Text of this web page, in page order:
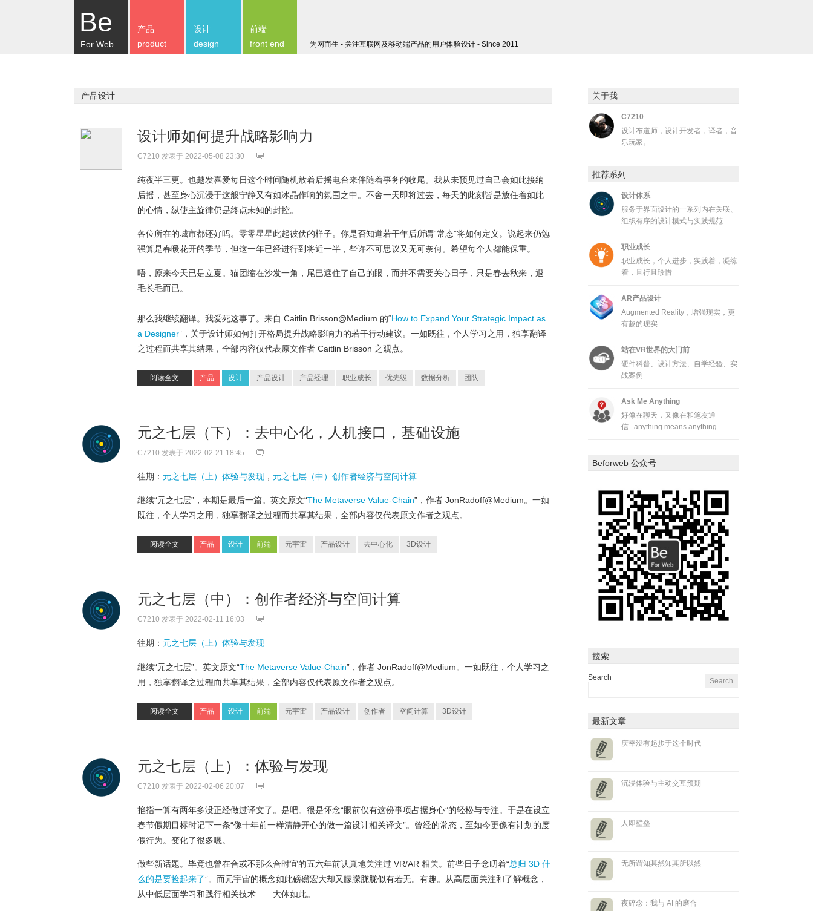
Be
For Web 为网而生 - 关注互联网及移动端产品的用户体验设计 - Since 2011
产品
product
设计
design
前端
front end
产品设计
设计师如何提升战略影响力
C7210 发表于 2022-05-08 23:30
纯夜半三更。也越发喜爱每日这个时间随机放着后摇电台来伴随着事务的收尾。我从未预见过自己会如此接纳
后摇，甚至身心沉浸于这般宁静又有如冰晶作响的氛围之中。不舍一天即将过去，每天的此刻皆是放任着如此
的心情，纵使主旋律仍是终点未知的封控。
各位所在的城市都还好吗。零零星星此起彼伏的样子。你是否知道若干年后所谓“常态”将如何定义。说起来仍勉
强算是春暖花开的季节，但这一年已经进行到将近一半，些许不可思议又无可奈何。希望每个人都能保重。
唔，原来今天已是立夏。猫团缩在沙发一角，尾巴遮住了自己的眼，而并不需要关心日子，只是春去秋来，退
毛长毛而已。
那么我继续翻译。我爱死这事了。来自 Caitlin Brisson@Medium 的“How to Expand Your Strategic Impact as
a Designer”，关于设计师如何打开格局提升战略影响力的若干行动建议。一如既往，个人学习之用，独享翻译
之过程而共享其结果，全部内容仅代表原文作者 Caitlin Brisson 之观点。
阅读全文 产品 设计 产品设计 产品经理 职业成长 优先级 数据分析 团队
元之七层（下）：去中心化，人机接口，基础设施
C7210 发表于 2022-02-21 18:45
往期： 元之七层（上）体验与发现 ， 元之七层（中）创作者经济与空间计算
继续“元之七层”，本期是最后一篇。英文原文“The Metaverse Value-Chain”，作者 JonRadoff@Medium。一如
既往，个人学习之用，独享翻译之过程而共享其结果，全部内容仅代表原文作者之观点。
阅读全文 产品 设计 前端 元宇宙 产品设计 去中心化 3D设计
元之七层（中）：创作者经济与空间计算
C7210 发表于 2022-02-11 16:03
往期： 元之七层（上）体验与发现
继续“元之七层”。英文原文“The Metaverse Value-Chain”，作者 JonRadoff@Medium。一如既往，个人学习之
用，独享翻译之过程而共享其结果，全部内容仅代表原文作者之观点。
阅读全文 产品 设计 前端 元宇宙 产品设计 创作者 空间计算 3D设计
元之七层（上）：体验与发现
C7210 发表于 2022-02-06 20:07
掐指一算有两年多没正经做过译文了。是吧。很是怀念“眼前仅有这份事项占据身心”的轻松与专注。于是在设立
春节假期目标时记下一条“像十年前一样清静开心的做一篇设计相关译文”。曾经的常态，至如今更像有计划的度
假行为。变化了很多嗯。
做些新话题。毕竟也曾在合或不那么合时宜的五六年前认真地关注过 VR/AR 相关。前些日子念叨着“总归 3D 什
么的是要捡起来了”。而元宇宙的概念如此磅礴宏大却又朦朦胧胧似有若无。有趣。从高层面关注和了解概念，
从中低层面学习和践行相关技术——大体如此。
关于我
C7210
设计布道师，设计开发者，译者，音
乐玩家。
推荐系列
设计体系
服务于界面设计的一系列内在关联、
组织有序的设计模式与实践规范
职业成长
职业成长，个人进步，实践着，凝练
着，且行且珍惜
AR产品设计
Augmented Reality，增强现实，更
有趣的现实
站在VR世界的大门前
硬件科普、设计方法、自学经验、实
战案例
Ask Me Anything
好像在聊天，又像在和笔友通
信...anything means anything
Beforweb 公众号
搜索
Search
最新文章
庆幸没有起步于这个时代
沉浸体验与主动交互预期
人即壁垒
无所谓知其然知其所以然
夜碎念：我与 AI 的磨合